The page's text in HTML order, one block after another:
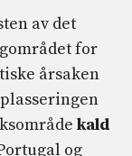
av det
for
årsaken
kald
og